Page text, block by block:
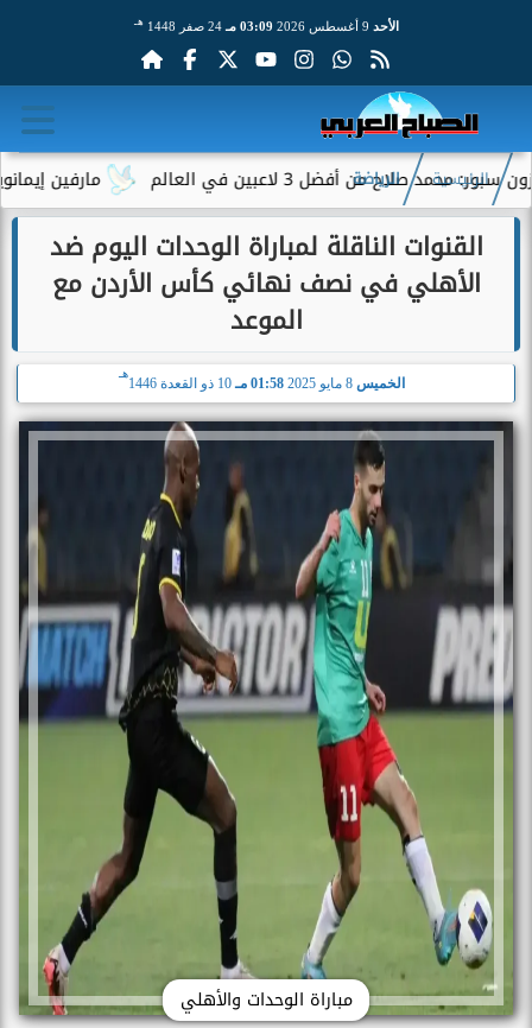
الأحد 03:09 مـ 24 صفر 1448 هـ
مارفين إيمانويل.. من أفضل 3 لاعبين في العالم
الرئيسية الرياضة
القنوات الناقلة لمباراة الوحدات اليوم ضد
الأهلي في نصف نهائي كأس الأردن مع
الموعد
الخميس 8 مايو 2025 01:58 مـ 10 ذو القعدة 1446
هـ
مباراة الوحدات والأهلي